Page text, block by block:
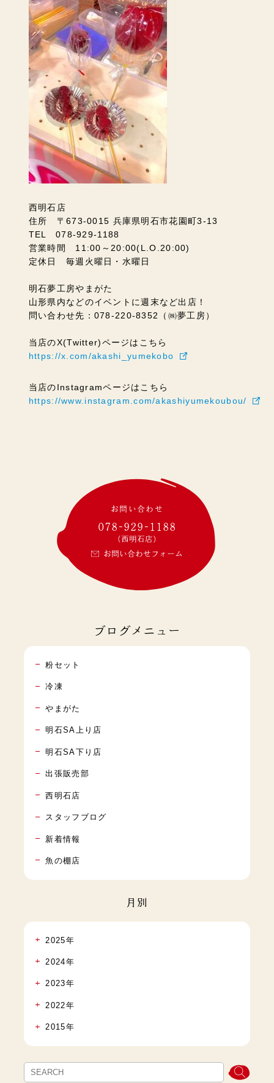
西明石店
住所 〒673-0015 兵庫県明石市花園町3-13
TEL 078-929-1188
営業時間 11:00～20:00(L.O.20:00)
定休日 毎週火曜日・水曜日
明石夢工房やまがた
山形県内などのイベントに週末など出店！
問い合わせ先：078-220-8352（㈱夢工房）
当店のX(Twitter)ページはこちら
https://x.com/akashi_yumekobo
当店のInstagramページはこちら
https://www.instagram.com/akashiyumekoubou/
お問い合わせ
078-929-1188
(西明石店)
お問い合わせフォーム
ブログメニュー
粉セット
冷凍
やまがた
明石SA上り店
明石SA下り店
出張販売部
西明石店
スタッフブログ
新着情報
魚の棚店
月別
2025年
2024年
2023年
2022年
2015年